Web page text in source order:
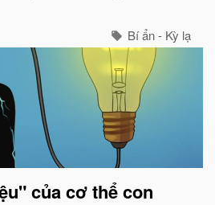
Bí ẩn - Kỳ lạ
của cơ thể con